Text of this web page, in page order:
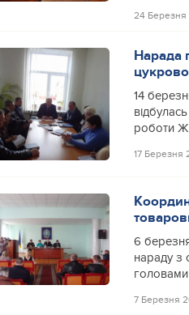
24 Березня
Нарада
14
роботи
17 Березня
6
нараду з
7 Березня